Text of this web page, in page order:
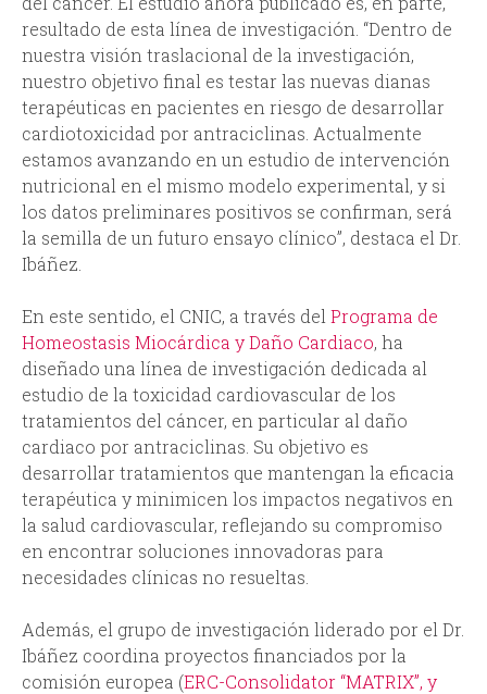
resultado de esta línea de investigación. “Dentro de
nuestra visión traslacional de la investigación,
nuestro objetivo final es testar las nuevas dianas
terapéuticas en pacientes en riesgo de desarrollar
cardiotoxicidad por antraciclinas. Actualmente
estamos avanzando en un estudio de intervención
nutricional en el mismo modelo experimental, y si
los datos preliminares positivos se confirman, será
la semilla de un futuro ensayo clínico”, destaca el Dr.
Ibáñez.
En este sentido, el CNIC, a través del Programa de
Homeostasis Miocárdica y Daño Cardiaco, ha
diseñado una línea de investigación dedicada al
estudio de la toxicidad cardiovascular de los
tratamientos del cáncer, en particular al daño
cardiaco por antraciclinas. Su objetivo es
desarrollar tratamientos que mantengan la eficacia
terapéutica y minimicen los impactos negativos en
la salud cardiovascular, reflejando su compromiso
en encontrar soluciones innovadoras para
necesidades clínicas no resueltas.
Además, el grupo de investigación liderado por el Dr.
Ibáñez coordina proyectos financiados por la
comisión europea (ERC-Consolidator “MATRIX”, y